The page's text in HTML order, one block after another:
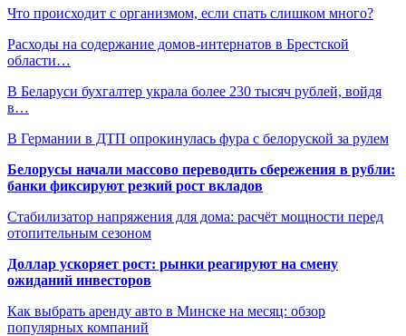
Что происходит с организмом, если спать слишком много?
Расходы на содержание домов-интернатов в Брестской
области…
В Беларуси бухгалтер украла более 230 тысяч рублей, войдя
в…
В Германии в ДТП опрокинулась фура с белоруской за рулем
Белорусы начали массово переводить сбережения в рубли:
банки фиксируют резкий рост вкладов
Стабилизатор напряжения для дома: расчёт мощности перед
отопительным сезоном
Доллар ускоряет рост: рынки реагируют на смену
ожиданий инвесторов
Как выбрать аренду авто в Минске на месяц: обзор
популярных компаний